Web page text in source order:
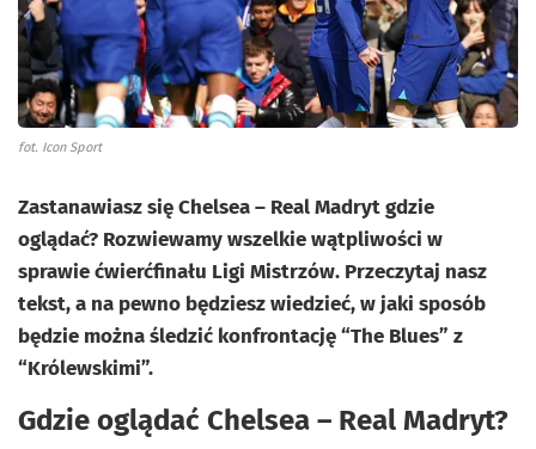
fot. Icon Sport
Zastanawiasz się Chelsea – Real Madryt gdzie
oglądać? Rozwiewamy wszelkie wątpliwości w
sprawie ćwierćfinału Ligi Mistrzów. Przeczytaj nasz
tekst, a na pewno będziesz wiedzieć, w jaki sposób
będzie można śledzić konfrontację “The Blues” z
“Królewskimi”.
Gdzie oglądać Chelsea – Real Madryt?